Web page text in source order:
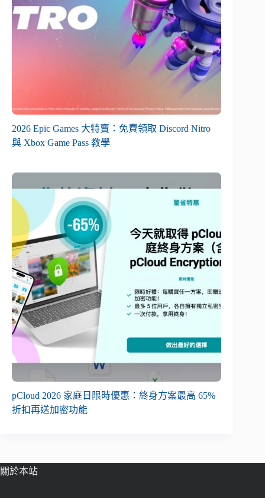
2026 Epic Games 大特賣：免費領取 Discord Nitro
與 Xbox Game Pass 教學
pCloud 2026 家庭日限時優惠：終身方案最高 65%
折扣再送加密功能
關於本站